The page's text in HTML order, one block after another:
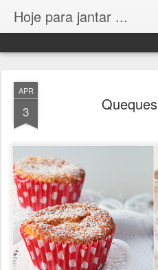
Hoje para jantar ...
APR
3